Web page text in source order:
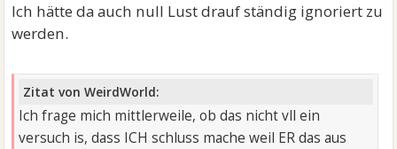
Ich hätte da auch null Lust drauf ständig ignoriert zu
werden.
Zitat von WeirdWorld:
Ich frage mich mittlerweile, ob das nicht vll ein
versuch is, dass ICH schluss mache weil ER das aus